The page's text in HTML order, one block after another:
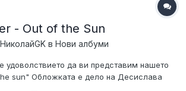
- Out of the Sun
НиколайGK в Нови албуми
удоволствието да ви представим нашето
sun" Обложката е дело на Десислава